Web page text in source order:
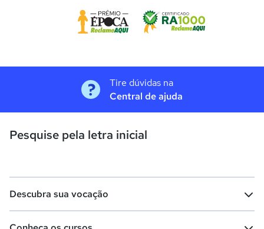
Tire dúvidas na
Central de ajuda
Pesquise pela letra inicial
Descubra sua vocação